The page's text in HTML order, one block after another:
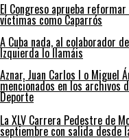
El Congreso aprueba
víctimas como Caparrós
A Cuba nada, al colaborador
Izquierda lo llamáis
Aznar, Juan Carlos I o Miguel
mencionados en los archivos
Deporte
La XLV Carrera Pedestre de
septiembre con salida desde